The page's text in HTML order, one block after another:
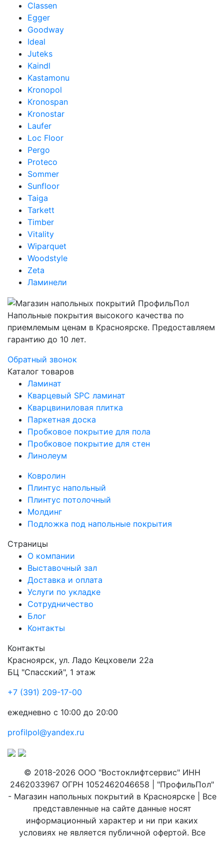
Classen
Egger
Goodway
Ideal
Juteks
Kaindl
Kastamonu
Kronopol
Kronospan
Kronostar
Laufer
Loc Floor
Pergo
Proteco
Sommer
Sunfloor
Taiga
Tarkett
Timber
Vitality
Wiparquet
Woodstyle
Zeta
Ламинели
Напольные покрытия высокого качества по
приемлемым ценам в Красноярске. Предоставляем
гарантию до 10 лет.
Обратный звонок
Каталог товаров
Ламинат
Кварцевый SPC ламинат
Кварцвиниловая плитка
Паркетная доска
Пробковое покрытие для пола
Пробковое покрытие для стен
Линолеум
Ковролин
Плинтус напольный
Плинтус потолочный
Молдинг
Подложка под напольные покрытия
Страницы
О компании
Выставочный зал
Доставка и оплата
Услуги по укладке
Сотрудничество
Блог
Контакты
Контакты
Красноярск, ул. Ладо Кецховели 22а
БЦ "Спасский", 1 этаж
+7 (391) 209-17-00
ежедневно с 10:00 до 20:00
profilpol@yandex.ru
© 2018-2026 ООО "Востоклифтсервис" ИНН
2462033967 ОГРН 1052462046658 | "ПрофильПол"
- Магазин напольных покрытий в Красноярске | Все
представленные на сайте данные носят
информационный характер и ни при каких
условиях не является публичной офертой. Все